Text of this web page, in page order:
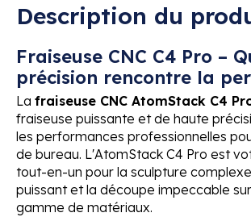
Description du
Fraiseuse CNC C4 Pro –
précision rencontre la
La fraiseuse CNC AtomStack C4
fraiseuse puissante et de haute
les performances professionnelles
de bureau. L'AtomStack C4 Pro est
tout-en-un pour la sculpture
puissant et la découpe impeccable
gamme de matériaux.